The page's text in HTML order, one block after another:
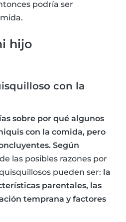
podría ser
hijo
con la
sobre por qué algunos
con la comida, pero
Según
las posibles razones por
pueden ser: la
parentales, las
temprana y factores